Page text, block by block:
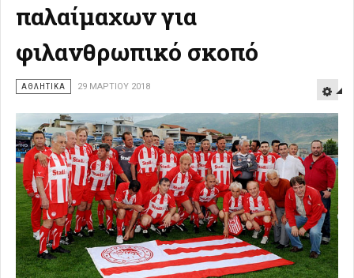
παλαίμαχων για
φιλανθρωπικό σκοπό
ΑΘΛΗΤΙΚΑ 29 ΜΑΡΤΊΟΥ 2018